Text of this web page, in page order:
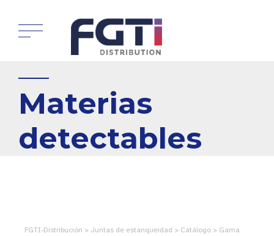
Materias
detectables
FGTI-Distribución > Juntas de estanqueidad > Catálogo > Gama